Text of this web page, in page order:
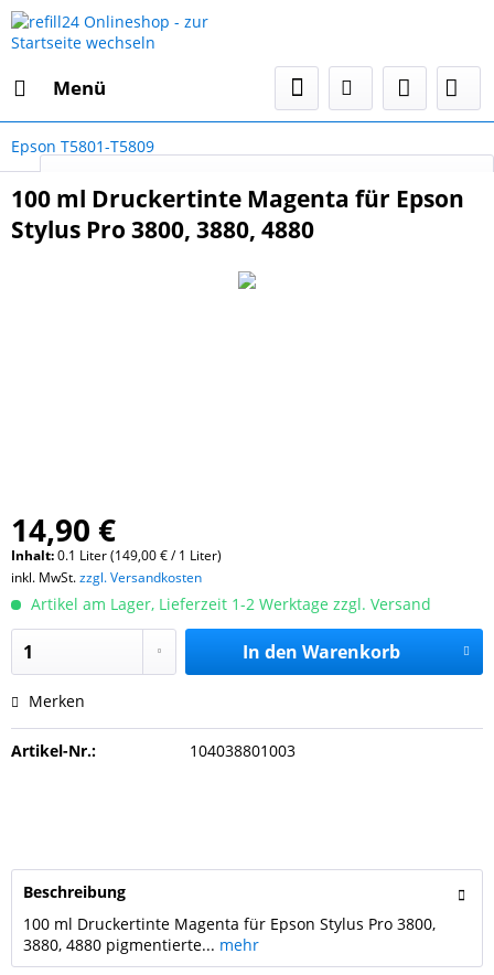
Menü
Epson T5801-T5809
100 ml Druckertinte Magenta für Epson
Stylus Pro 3800, 3880, 4880
14,90 €
Inhalt:0.1 Liter (149,00 € / 1 Liter)
inkl. MwSt.zzgl. Versandkosten
Artikel am Lager, Lieferzeit 1-2 Werktage zzgl. Versand
In den Warenkorb
Merken
Artikel-Nr.: 104038801003
Beschreibung
100 ml Druckertinte Magenta für Epson Stylus Pro 3800,
3880, 4880 pigmentierte... mehr